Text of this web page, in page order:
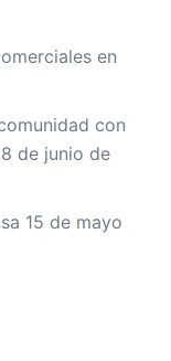
en
con
de junio de
15 de mayo